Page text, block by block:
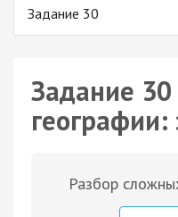
Задание 30
Задание 30
географии:
Разбор